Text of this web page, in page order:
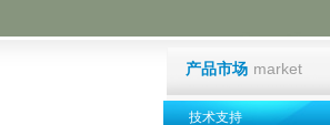
产品市场 market
技术支持